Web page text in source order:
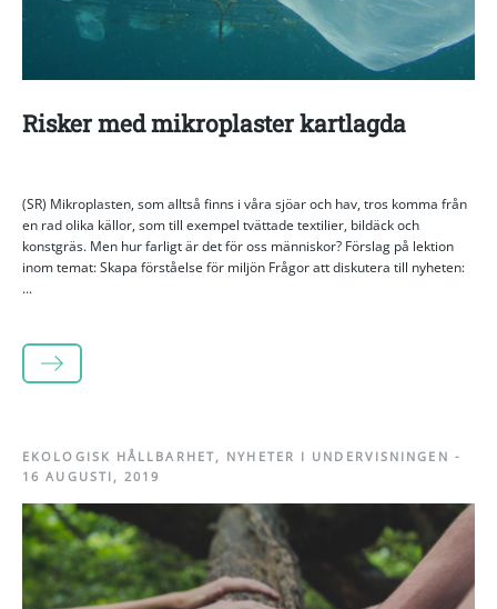
Risker med mikroplaster kartlagda
(SR) Mikroplasten, som alltså finns i våra sjöar och hav, tros komma från
en rad olika källor, som till exempel tvättade textilier, bildäck och
konstgräs. Men hur farligt är det för oss människor? Förslag på lektion
inom temat: Skapa förståelse för miljön Frågor att diskutera till nyheten:
...
LÄS MER
EKOLOGISK HÅLLBARHET, NYHETER I UNDERVISNINGEN -
16 AUGUSTI, 2019